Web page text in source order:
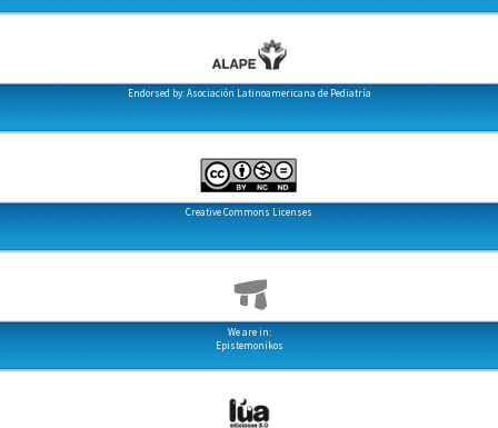
Endorsed by: Asociación Latinoamericana de Pediatría
Creative Commons Licenses
We are in:
Epistemonikos